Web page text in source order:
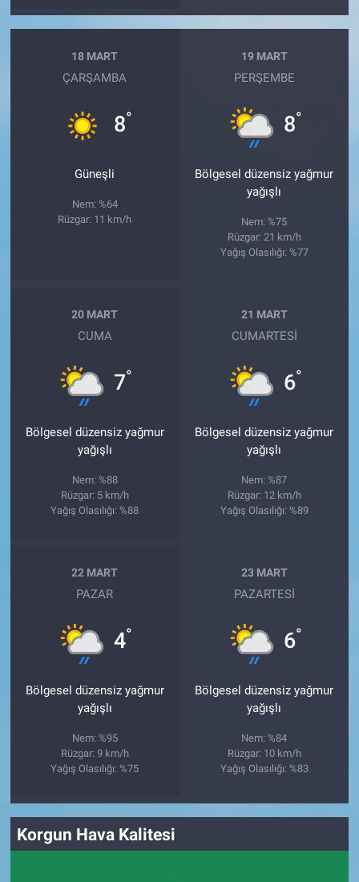
18 MART
ÇARŞAMBA
8°
Güneşli
Nem: %64
Rüzgar: 11 km/h
19 MART
PERŞEMBE
8°
Bölgesel düzensiz yağmur
yağışlı
Nem: %75
Rüzgar: 21 km/h
Yağış Olasılığı: %77
20 MART
CUMA
7°
Bölgesel düzensiz yağmur
yağışlı
Nem: %88
Rüzgar: 5 km/h
Yağış Olasılığı: %88
21 MART
CUMARTESI
6°
Bölgesel düzensiz yağmur
yağışlı
Nem: %87
Rüzgar: 12 km/h
Yağış Olasılığı: %89
22 MART
PAZAR
4°
Bölgesel düzensiz yağmur
yağışlı
Nem: %95
Rüzgar: 9 km/h
Yağış Olasılığı: %75
23 MART
PAZARTESI
6°
Bölgesel düzensiz yağmur
yağışlı
Nem: %84
Rüzgar: 10 km/h
Yağış Olasılığı: %83
Korgun Hava Kalitesi